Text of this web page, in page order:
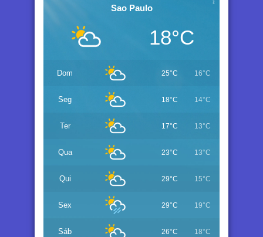
Sao Paulo
18°C
Dom 25°C 16°C
Seg 18°C 14°C
Ter 17°C 13°C
Qua 23°C 13°C
Qui 29°C 15°C
Sex 29°C 19°C
Sáb 26°C 18°C